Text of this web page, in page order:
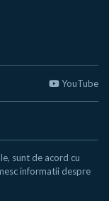
YouTube
sunt de acord cu
informatii despre